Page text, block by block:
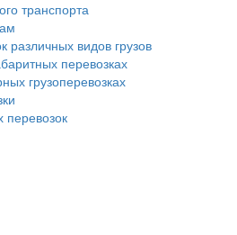
транспорта
различных видов грузов
перевозках
грузоперевозках
перевозок